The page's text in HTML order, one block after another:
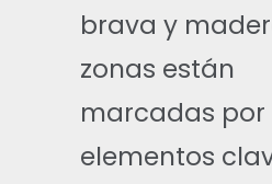
brava y
zonas están
marcadas por
elementos